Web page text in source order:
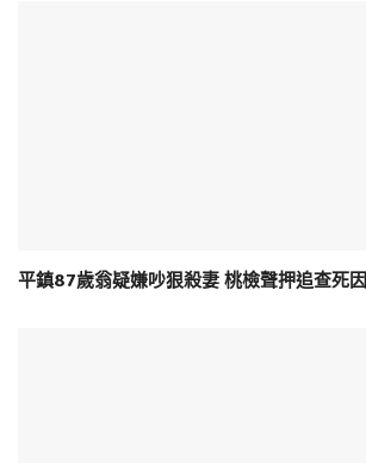
平鎮87歲翁疑嫌吵狠殺妻 桃檢聲押追查死因